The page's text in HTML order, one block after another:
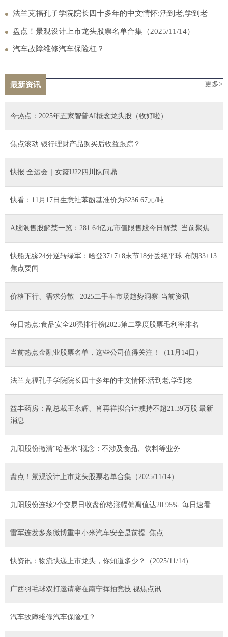
33+13 焦点要闻
法兰克福孔子学院院长四十多年的中文情怀:活到老,学到老
盘点！景观设计上市龙头股票名单合集（2025/11/14）
汽车故障维修汽车保险杠？
最新资讯 更多>
今热点：2025年五家智普AI概念龙头股（收好啦）
焦点滚动:银行理财产品购买后收益跟踪？
快报:全运会｜女篮U22四川队问鼎
快看：11月17日生意社苯酚基准价为6236.67元/吨
A股限售股解禁一览：281.64亿元市值限售股今日解禁_当前聚焦
快船无缘24分逆转绿军：哈登37+7+8末节18分丢绝平球 布朗33+13
焦点要闻
价格下行、需求分散 | 2025二手车市场趋势洞察-当前资讯
每日热点:食品安全20强排行榜|2025第二季度股票毛利率排名
当前热点金融业股票名单，这些公司值得关注！（11月14日）
法兰克福孔子学院院长四十多年的中文情怀:活到老,学到老
益丰药房：副总裁王永辉、肖再祥拟合计减持不超21.39万股|最新
消息
九阳股份撇清“哈基米”概念：不涉及食品、饮料等业务
盘点！景观设计上市龙头股票名单合集（2025/11/14）
九阳股份连续2个交易日收盘价格涨幅偏离值达20.95%_每日速看
雷军连发多条微博重申小米汽车安全是前提_焦点
快资讯：物流快递上市龙头，你知道多少？（2025/11/14）
广西羽毛球双打邀请赛在南宁挥拍竞技|视焦点讯
汽车故障维修汽车保险杠？